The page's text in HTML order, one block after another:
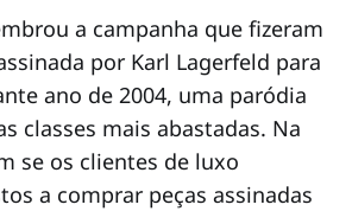
a campanha que fizeram
por Karl Lagerfeld para
ano de 2004, uma paródia
classes mais abastadas. Na
se os clientes de luxo
a comprar peças assinadas